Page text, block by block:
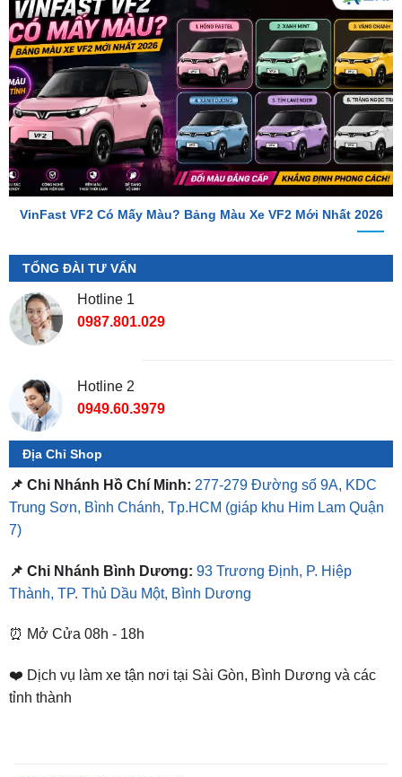
VinFast VF2 Có Mấy Màu? Bảng Màu Xe VF2 Mới Nhất 2026
TỔNG ĐÀI TƯ VẤN
Hotline 1
0987.801.029
Địa Chỉ Shop
📌 Chi Nhánh Hồ Chí Minh: 277-279 Đường số 9A, KDC
Trung Sơn, Bình Chánh, Tp.HCM
7)
📌 Chi Nhánh Bình Dương:
⏰ Mở Cửa 08h - 18h
❤️ Dịch vụ làm xe tận nơi tại Sài Gòn, Bình Dương và các